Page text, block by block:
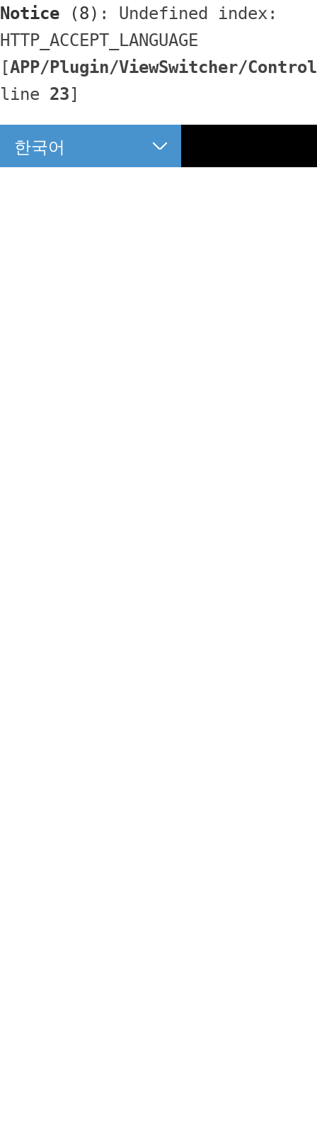
Notice (8) : Undefined index:
HTTP_ACCEPT_LANGUAGE
[APP/Plugin/ViewSwitcher/
line 23]
한국어